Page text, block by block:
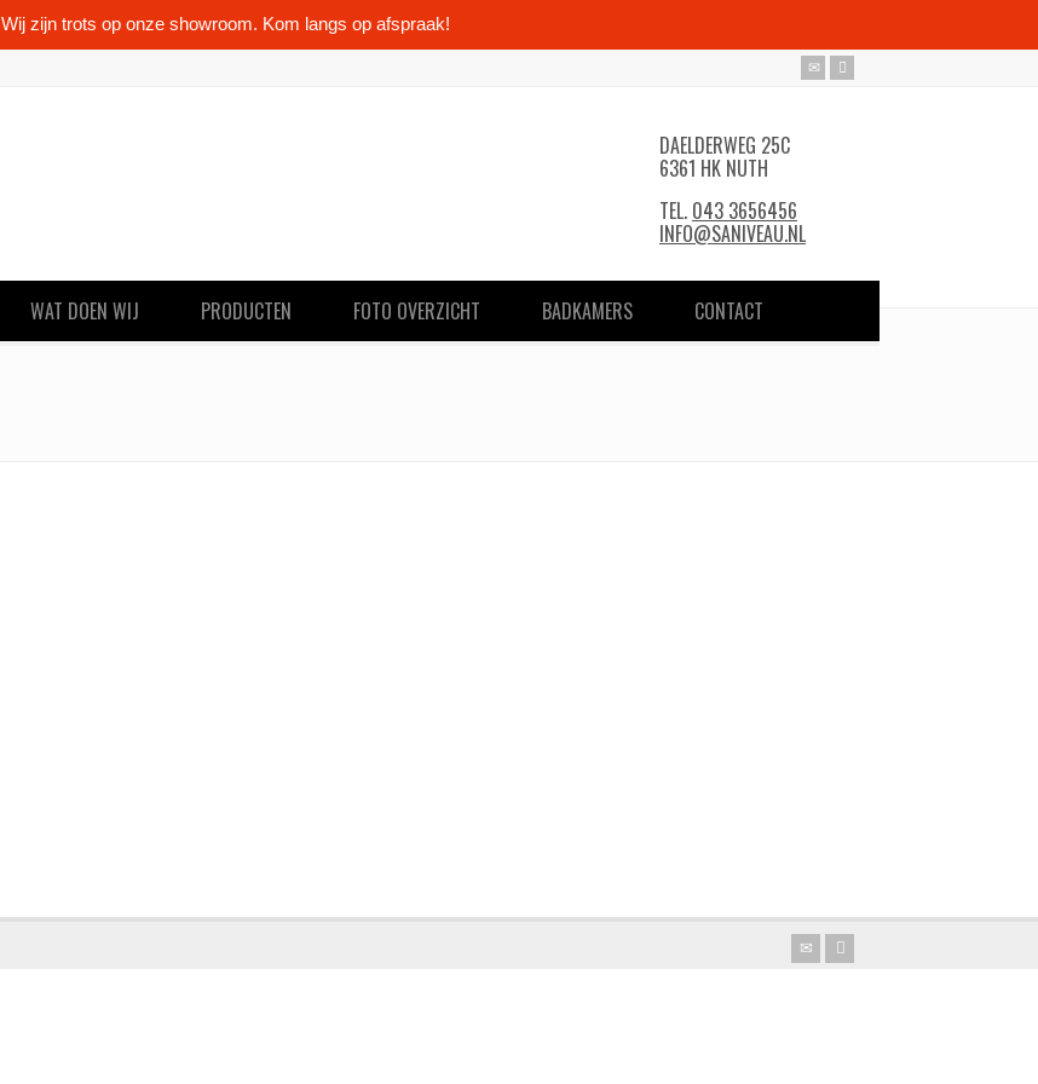
Wij zijn trots op onze showroom. Kom langs op afspraak!
DAELDERWEG 25C
6361 HK NUTH
TEL. 043 3656456
INFO@SANIVEAU.NL
WAT DOEN WIJ PRODUCTEN FOTO OVERZICHT BADKAMERS CONTACT